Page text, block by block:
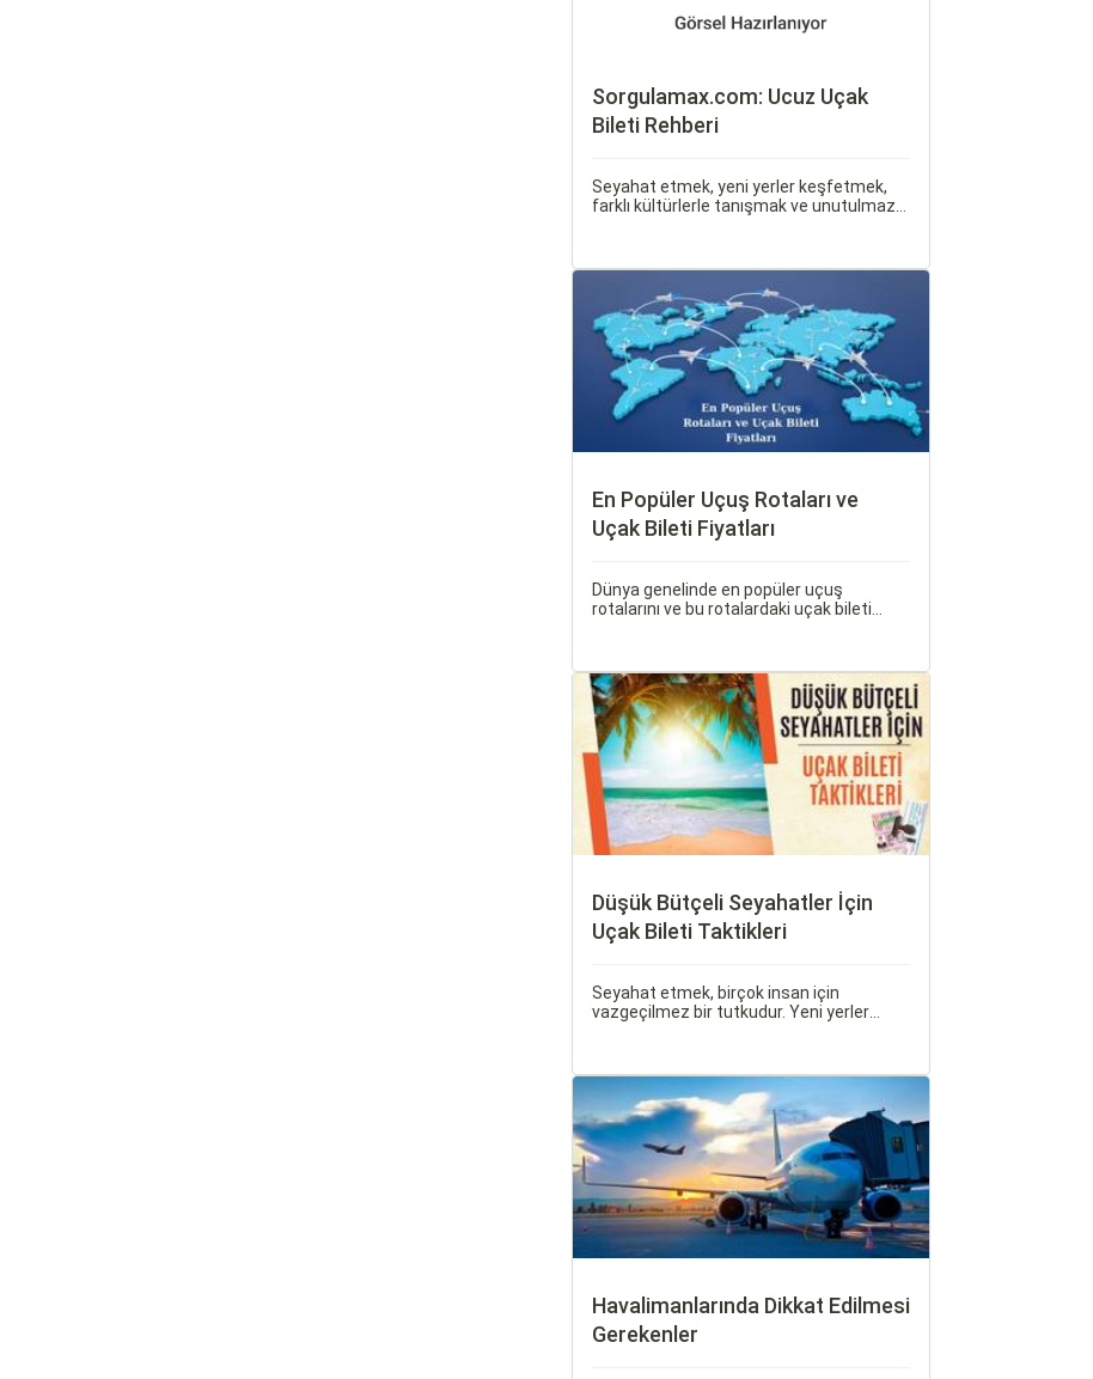
Sorgulamax.com: Ucuz Uçak
Bileti Rehberi
Seyahat etmek, yeni yerler keşfetmek,
farklı kültürlerle tanışmak ve unutulmaz
En Popüler Uçuş Rotaları ve
Uçak Bileti Fiyatları
Dünya genelinde en popüler uçuş
rotalarını ve bu rotalardaki uçak bileti
değişebilir; bunlar arasında ekonomik
durumlar, turizm trendleri ve uluslararası
ilişkiler bulunmaktadır.
Düşük Bütçeli Seyahatler İçin
Uçak Bileti Taktikleri
Seyahat etmek, birçok insan için
vazgeçilmez bir tutkudur. Yeni yerler
Havalimanlarında Dikkat Edilmesi
Gerekenler